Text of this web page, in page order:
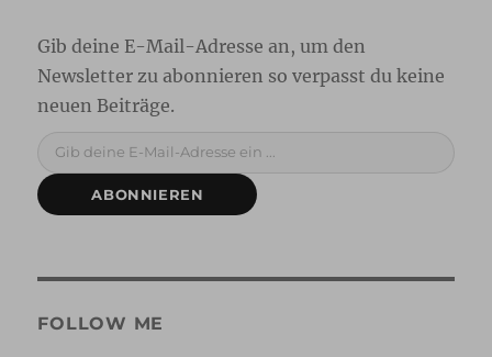
ABONNIEREN
FOLLOW ME